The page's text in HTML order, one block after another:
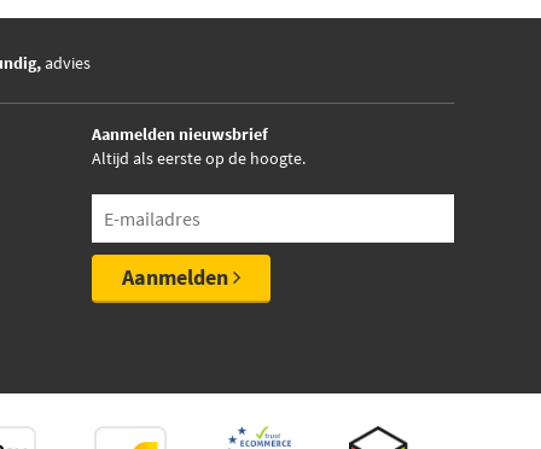
advies
Aanmelden nieuwsbrief
Altijd als eerste op de hoogte.
Aanmelden